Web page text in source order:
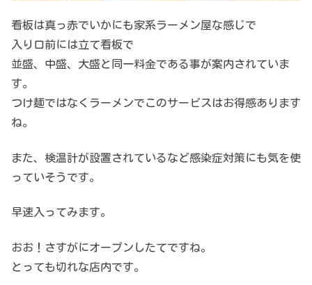
看板は真っ赤でいかにも家系ラーメン屋な感じで
入り口前には立て看板で
並盛、中盛、大盛と同一料金である事が案内されていま
す。
つけ麺ではなくラーメンでこのサービスはお得感あります
ね。
また、検温計が設置されているなど感染症対策にも気を使
っていそうです。
早速入ってみます。
おお！さすがにオープンしたてですね。
とっても切れな店内です。